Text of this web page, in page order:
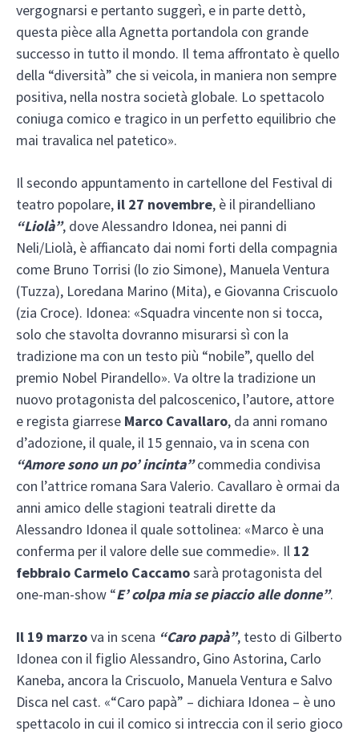
vergognarsi e pertanto suggerì, e in parte dettò,
questa pièce alla Agnetta portandola con grande
successo in tutto il mondo. Il tema affrontato è quello
della “diversità” che si veicola, in maniera non sempre
positiva, nella nostra società globale. Lo spettacolo
coniuga comico e tragico in un perfetto equilibrio che
mai travalica nel patetico».
Il secondo appuntamento in cartellone del Festival di
teatro popolare, il 27 novembre, è il pirandelliano
“Liolà”, dove Alessandro Idonea, nei panni di
Neli/Liolà, è affiancato dai nomi forti della compagnia
come Bruno Torrisi (lo zio Simone), Manuela Ventura
(Tuzza), Loredana Marino (Mita), e Giovanna Criscuolo
(zia Croce). Idonea: «Squadra vincente non si tocca,
solo che stavolta dovranno misurarsi sì con la
tradizione ma con un testo più “nobile”, quello del
premio Nobel Pirandello». Va oltre la tradizione un
nuovo protagonista del palcoscenico, l’autore, attore
e regista giarrese Marco Cavallaro, da anni romano
d’adozione, il quale, il 15 gennaio, va in scena con
“Amore sono un po’ incinta”commedia condivisa
con l’attrice romana Sara Valerio. Cavallaro è ormai da
anni amico delle stagioni teatrali dirette da
Alessandro Idonea il quale sottolinea: «Marco è una
conferma per il valore delle sue commedie». Il 12
febbraio Carmelo Caccamosarà protagonista del
one-man-show “E’ colpa mia se piaccio alle donne”.
Il 19 marzova in scena “Caro papà”, testo di Gilberto
Idonea con il figlio Alessandro, Gino Astorina, Carlo
Kaneba, ancora la Criscuolo, Manuela Ventura e Salvo
Disca nel cast. «“Caro papà” – dichiara Idonea – è uno
spettacolo in cui il comico si intreccia con il serio gioco